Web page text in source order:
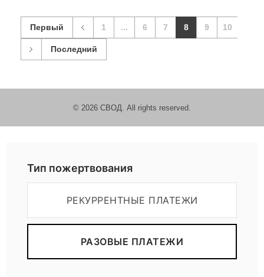
Первый 1 ... 6 7 8 9 10
Последний
© 2026 СВОД. All rights reserved.
Тип пожертвования
РЕКУРРЕНТНЫЕ ПЛАТЕЖИ
РАЗОВЫЕ ПЛАТЕЖИ